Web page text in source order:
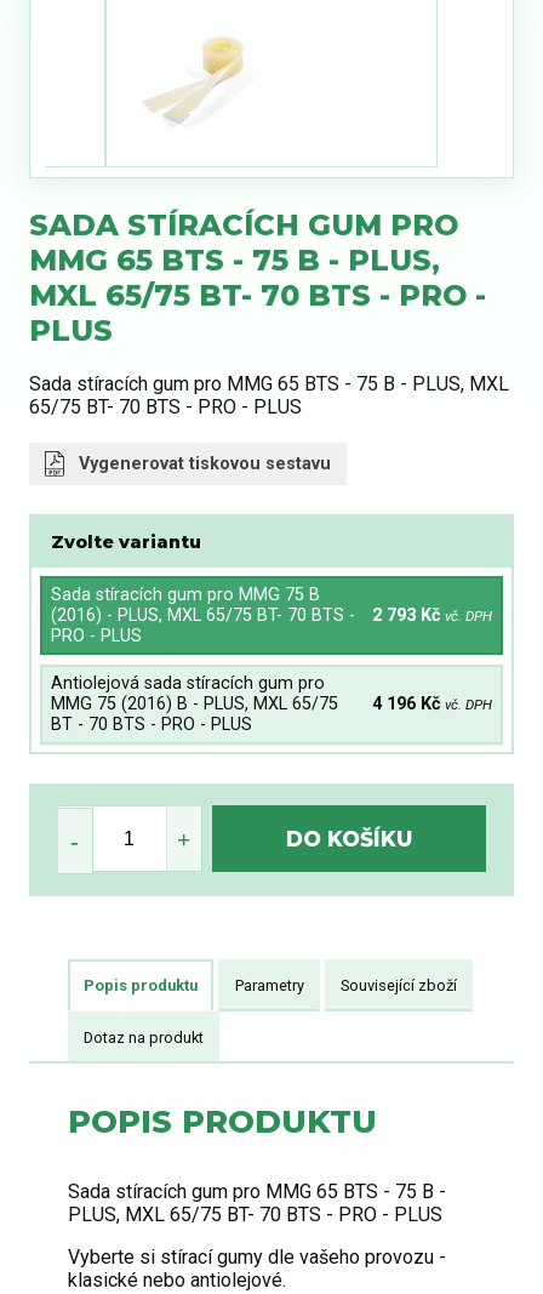
SADA STÍRACÍCH GUM PRO
MMG 65 BTS - 75 B - PLUS,
MXL 65/75 BT- 70 BTS - PRO -
PLUS
Sada stíracích gum pro MMG 65 BTS - 75 B - PLUS, MXL
65/75 BT- 70 BTS - PRO - PLUS
Vygenerovat tiskovou sestavu
Zvolte variantu
Sada stíracích gum pro MMG 75 B
(2016) - PLUS, MXL 65/75 BT- 70 BTS -
PRO - PLUS
2 793 Kč vč. DPH
Antiolejová sada stíracích gum pro
MMG 75 (2016) B - PLUS, MXL 65/75
BT - 70 BTS - PRO - PLUS
4 196 Kč vč. DPH
Popis produktu Parametry Související zboží
Dotaz na produkt
POPIS PRODUKTU
Sada stíracích gum pro MMG 65 BTS - 75 B -
PLUS, MXL 65/75 BT- 70 BTS - PRO - PLUS
Vyberte si stírací gumy dle vašeho provozu -
klasické nebo antiolejové.